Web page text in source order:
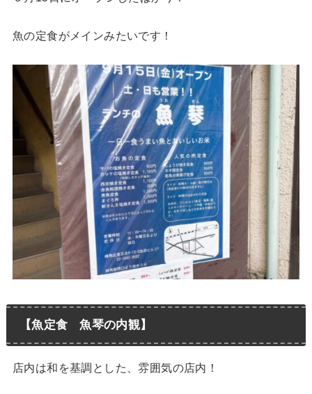
魚の定食がメインみたいです！
【魚定食 魚琴の内観】
店内は和を基調とした、雰囲気の店内！